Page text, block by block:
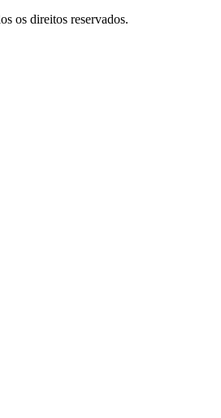
os direitos reservados.